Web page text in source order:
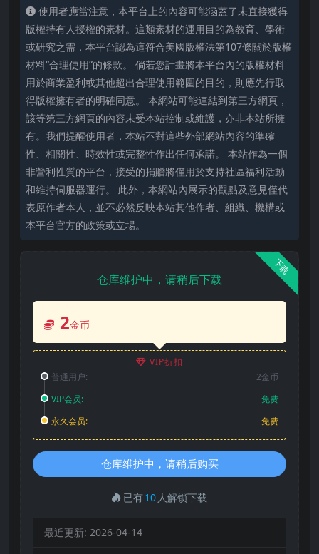
使用者應當注意，本平台上的內容可能涵蓋了未直接獲得
版權持有人授權的素材。這類素材的運用目的為教育、學術
或研究之需，本平台認為這符合美國版權法第107條關於版權
材料“合理使用”的條款。 倘若您計畫將本平台內的版權材料
用於商業盈利或其他超出合理使用範圍的目的，則應先行取
得版權擁有者的明確同意。 本網站可能連結到第三方網頁，
該等第三方網頁的內容未受本站控制或維護，亦非本站所擁
有。我們提醒使用者，本站不對這些外部網站內容的準確
性、相關性、時效性或完整性作出任何承諾。 本站作為一個
非營利性質的平台，接受的捐贈將僅用於支持社區福利活動
和維持伺服器運行。 此外，本網站內展示的觀點及意見僅代
表原作者本人，並不必然反映本站其他作者、組織、機構或
本平台官方的政策或立場。
下载
仓库维护中，请稍后下载
2金币
VIP折扣
普通用户:
2金币
VIP会员:
免费
永久会员:
免费
仓库维护中，请稍后购买
已有10 人解锁下载
最近更新: 2026-04-14